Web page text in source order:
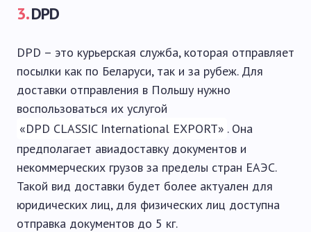
3.DPD
DPD – это курьерская служба, которая отправляет
посылки как по Беларуси, так и за рубеж. Для
доставки отправления в Польшу нужно
воспользоваться их услугой
«DPD CLASSIC International EXPORT» . Она
предполагает авиадоставку документов и
некоммерческих грузов за пределы стран ЕАЭС.
Такой вид доставки будет более актуален для
юридических лиц, для физических лиц доступна
отправка документов до 5 кг.